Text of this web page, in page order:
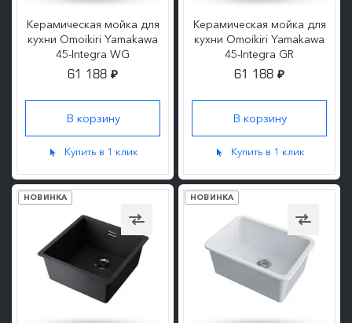
Керамическая мойка для
кухни Omoikiri Yamakawa
45-Integra WG
61 188 ₽
Купить в 1 клик
Керамическая мойка для
кухни Omoikiri Yamakawa
45-Integra GR
61 188 ₽
Купить в 1 клик
НОВИНКА
ПОДРОБНЕЕ
НОВИНКА
ПОДРОБНЕЕ